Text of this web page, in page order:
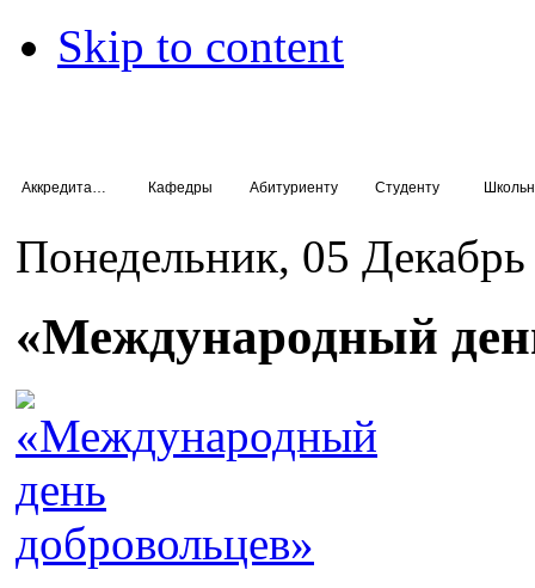
Skip to content
Кафедры Абитуриенту Студенту
Понедельник, 05
«Международный